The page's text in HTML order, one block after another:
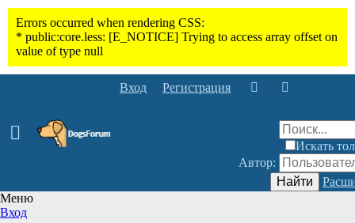
Вход Регистрация
Искать
Автор:
Найти
Меню
Вход